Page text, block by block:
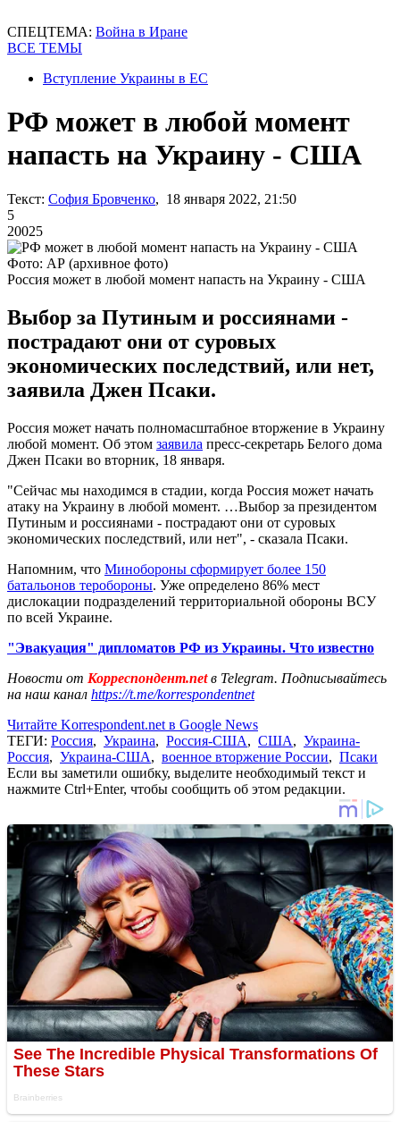
СПЕЦТЕМА: Война в Иране
ВСЕ ТЕМЫ
Вступление Украины в ЕС
РФ может в любой момент
напасть на Украину - США
Текст: София Бровченко, 18 января 2022, 21:50
5
20025
Фото: АР (архивное фото)
Россия может в любой момент напасть на Украину - США
Выбор за Путиным и россиянами -
пострадают они от суровых
экономических последствий, или нет,
заявила Джен Псаки.
Россия может начать полномасштабное вторжение в Украину
любой момент. Об этом заявила пресс-секретарь Белого дома
Джен Псаки во вторник, 18 января.
"Сейчас мы находимся в стадии, когда Россия может начать
атаку на Украину в любой момент. …Выбор за президентом
Путиным и россиянами - пострадают они от суровых
экономических последствий, или нет", - сказала Псаки.
Напомним, что Минобороны сформирует более 150
батальонов теробороны. Уже определено 86% мест
дислокации подразделений территориальной обороны ВСУ
по всей Украине.
"Эвакуация" дипломатов РФ из Украины. Что известно
Новости от Корреспондент.netв Telegram. Подписывайтесь
на наш канал https://t.me/korrespondentnet
Читайте Korrespondent.net в Google News
ТЕГИ: Россия, Украина, Россия-США, США, Украина-
Россия, Украина-США, военное вторжение России, Псаки
Если вы заметили ошибку, выделите необходимый текст и
нажмите Ctrl+Enter, чтобы сообщить об этом редакции.